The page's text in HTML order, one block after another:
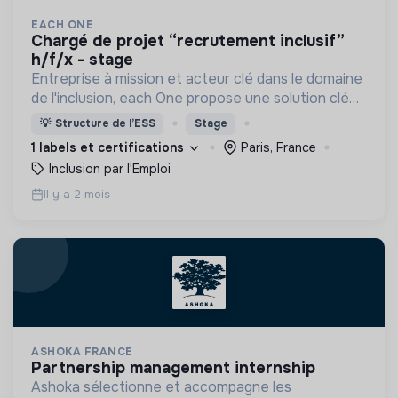
EACH ONE
chargé de projet “recrutement inclusif”
h/f/x - stage
Entreprise à mission et acteur clé dans le domaine
de l'inclusion, each One propose une solution clé
en main de recrutement et de formation dédiée
aux personnes réfugiées et éloignées de l’emploi.
💡 Structure de l’ESS Stage
1 labels et certifications
Paris, France
Inclusion par l'Emploi
Il y a 2 mois
ASHOKA FRANCE
partnership management internship
Ashoka sélectionne et accompagne les